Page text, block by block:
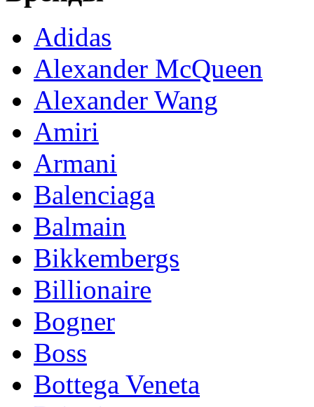
Adidas
Alexander McQueen
Alexander Wang
Amiri
Armani
Balenciaga
Balmain
Bikkembergs
Billionaire
Bogner
Boss
Bottega Veneta